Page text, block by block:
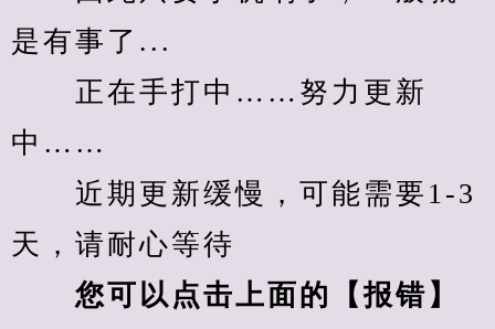
是有事了...
正在手打中……努力更新
中……
近期更新缓慢，可能需要1-3
天，请耐心等待
您可以点击上面的【报错】